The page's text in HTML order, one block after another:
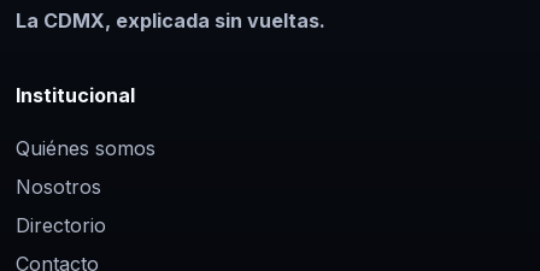
La CDMX, explicada sin vueltas.
Institucional
Quiénes somos
Nosotros
Directorio
Contacto